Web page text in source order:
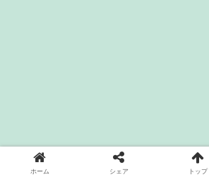
ホーム シェア トップ